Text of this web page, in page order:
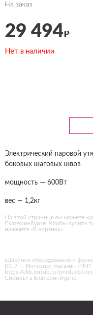
На заказ
29 494Р
Нет в наличии
Электрический паровой
боковых шаговых швов
мощность — 600Вт
вес — 1,2кг
На этой странице вы можете
Екатеринбурге. Чтобы купить
нажмите «В корзину».
Швейное оборудование и
EC-7 — Интернет-магазин
https://ekb.tmtsib.ru/product/
Сибирь» в Екатеринбурге.